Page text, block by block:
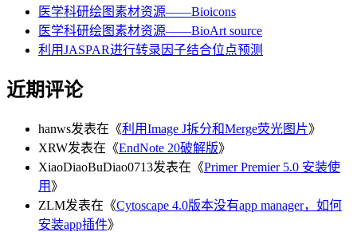
医学科研绘图素材资源——Bioicons
医学科研绘图素材资源——BioArt source
利用JASPAR进行转录因子结合位点预测
近期评论
hanws发表在《利用Image J拆分和Merge荧光图片》
XRW发表在《EndNote 20破解版》
XiaoDiaoBuDiao0713发表在《Primer Premier 5.0 安装使
用 》
ZLM发表在《Cytoscape 4.0版本没有app manager，如何
安装app插件》